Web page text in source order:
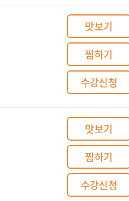
맛보기
찜하기
수강신청
맛보기
찜하기
수강신청